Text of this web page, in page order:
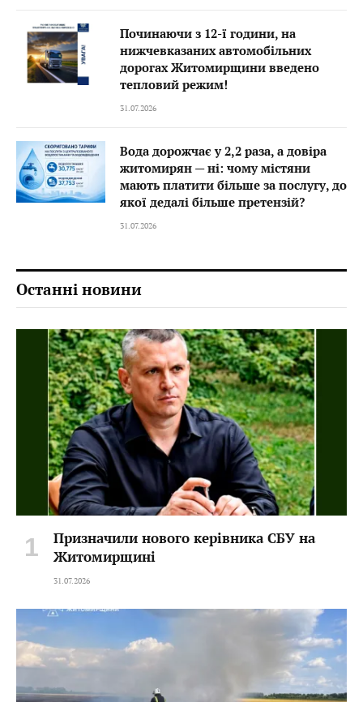
Починаючи з 12-ї години, на
нижчевказаних автомобільних
дорогах Житомирщини введено
тепловий режим!
31.07.2026
Вода дорожчає у 2,2 раза, а довіра
житомирян — ні: чому містяни
мають платити більше за послугу, до
якої дедалі більше претензій?
31.07.2026
Останні новини
Призначили нового керівника СБУ на
Житомирщині
31.07.2026